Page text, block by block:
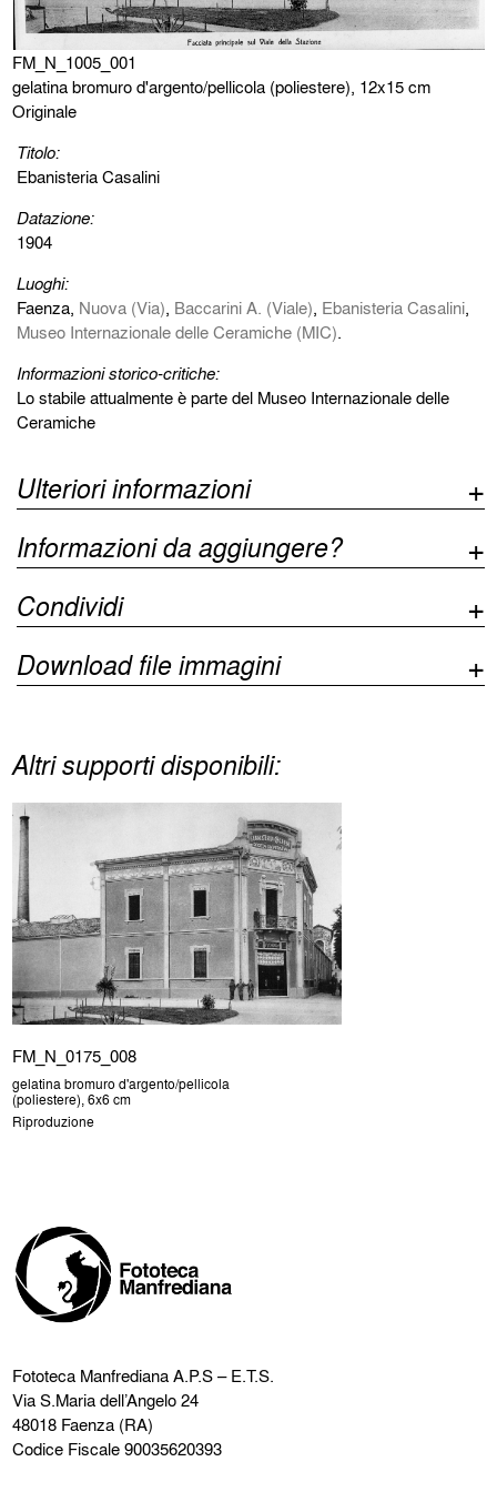
FM_N_1005_001
gelatina bromuro d'argento/pellicola (poliestere), 12x15 cm
Originale
Titolo:
Ebanisteria Casalini
Datazione:
1904
Luoghi:
Faenza, Nuova (Via), Baccarini A. (Viale), Ebanisteria Casalini,
Museo Internazionale delle Ceramiche (MIC).
Informazioni storico-critiche:
Lo stabile attualmente è parte del Museo Internazionale delle
Ceramiche
Ulteriori informazioni
Informazioni da aggiungere?
Condividi
Download file immagini
Altri supporti disponibili:
FM_N_0175_008
gelatina bromuro d'argento/pellicola
(poliestere), 6x6 cm
Riproduzione
Fototeca ManfredianaA.P.S – E.T.S.
Via S.Maria dell’Angelo 24
48018 Faenza (RA)
Codice Fiscale 90035620393